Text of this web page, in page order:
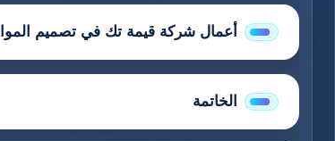
أعمال شركة قيمة تك في تصميم
الخاتمة